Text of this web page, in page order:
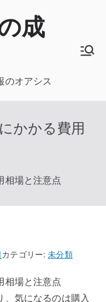
成
のオアシス
かかる費用
相場と注意点
カテゴリー:未分類
相場と注意点
、気になるのは購入